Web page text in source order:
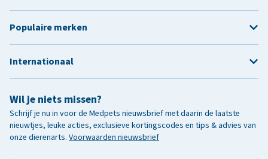
Wil je niets missen?
Schrijf je nu in voor de Medpets nieuwsbrief met daarin de laatste
nieuwtjes, leuke acties, exclusieve kortingscodes en tips & advies van
onze dierenarts. Voorwaarden nieuwsbrief
Populaire merken
Internationaal